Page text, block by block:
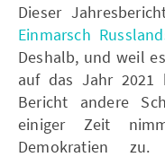
Dieser
Einmarsch
Deshalb, und weil
auf das Jahr 2021
Bericht andere
einiger Zeit
Demokratien zu.